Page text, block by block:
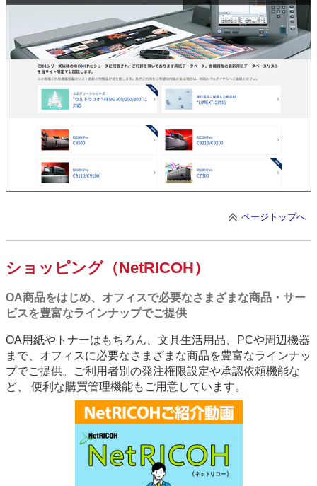
ページトップへ
ショッピング（NetRICOH）
OA商品をはじめ、オフィスで必要なさまざまな商品・サー
ビスを豊富なラインナップでご提供
OA用紙やトナーはもちろん、文具生活用品、PCや周辺機器
まで、オフィスに必要なさまざまな商品を豊富なラインナッ
プでご提供。ご利用者別の発注権限設定や承認依頼機能な
ど、 便利な購買管理機能もご用意しています。